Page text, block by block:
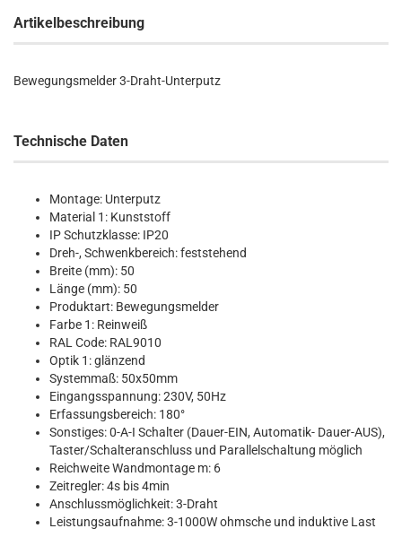
Artikelbeschreibung
Bewegungsmelder 3-Draht-Unterputz
Technische Daten
Montage: Unterputz
Material 1: Kunststoff
IP Schutzklasse: IP20
Dreh-, Schwenkbereich: feststehend
Breite (mm): 50
Länge (mm): 50
Produktart: Bewegungsmelder
Farbe 1: Reinweiß
RAL Code: RAL9010
Optik 1: glänzend
Systemmaß: 50x50mm
Eingangsspannung: 230V, 50Hz
Erfassungsbereich: 180°
Sonstiges: 0-A-I Schalter (Dauer-EIN, Automatik- Dauer-AUS),
Taster/Schalteranschluss und Parallelschaltung möglich
Reichweite Wandmontage m: 6
Zeitregler: 4s bis 4min
Anschlussmöglichkeit: 3-Draht
Leistungsaufnahme: 3-1000W ohmsche und induktive Last